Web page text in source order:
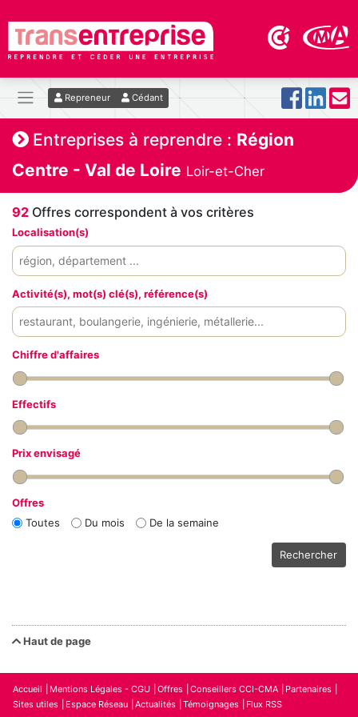
Repreneur Cédant
Entreprises à reprendre : Région
Centre - Val de Loire Loir-et-Cher
92 Offres correspondent à vos critères
Localisation(s)
Activité(s), mot(s) clé(s), référence(s)
Chiffre d'affaires
Effectifs
Prix envisagé
Offres
Toutes
Du mois De la semaine
Rechercher
Haut de page
Accueil Mentions Légales - CGU Offres Conseillers CCI-CMA
Partenaires
Sites utiles
Espace Réseau Actualités Témoignages Flux RSS